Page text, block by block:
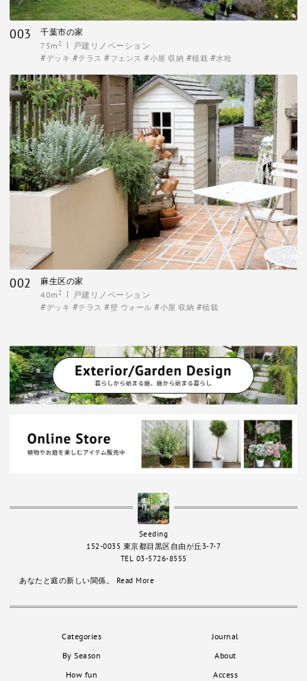
003
千葉市の家
75m 2 戸建リノベーション
デッキ テラス フェンス 小屋 収納 植栽 水栓
002
麻生区の家
40m 2 戸建リノベーション
デッキ テラス 壁 ウォール 小屋 収納 植栽
あなたと庭の新しい関係。 Read More
Seeding
152-0035 東京都目黒区自由が丘3-7-7
TEL 03-5726-8555
Categories
By Season
How fun
Journal
About
Access